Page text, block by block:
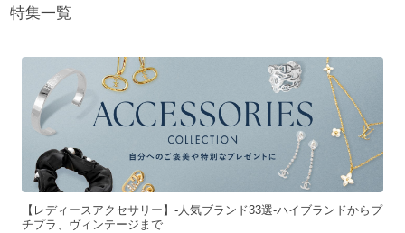
特集一覧
【レディースアクセサリー】-人気ブランド33選-ハイブランドからプ
チプラ、ヴィンテージまで